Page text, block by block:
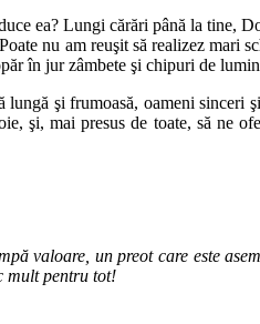
ea? Lungi cărări până la tine,
nu am reuşit să realizez
în jur zâmbete şi chipuri de
şi frumoasă, oameni
şi, mai presus de toate, să ne
valoare, un preot care este
mult pentru tot!